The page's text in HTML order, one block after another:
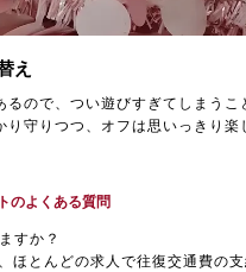
え
るので、つい遊びすぎてしまうこ
り守りつつ、オフは思いっきり楽
のよくある質問
すか？
ほとんどの求人で往復交通費の支